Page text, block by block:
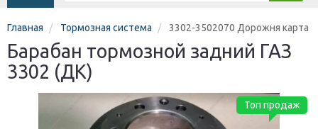
Главная Тормозная система 3302-3502070 Дорожня карта
Барабан тормозной задний ГАЗ
3302 (ДК)
Топ продаж